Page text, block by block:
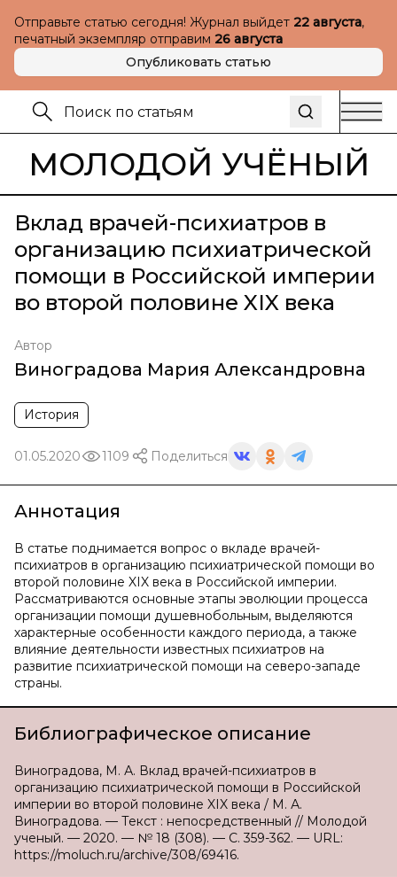
Отправьте статью сегодня! Журнал выйдет 22 августа,
печатный экземпляр отправим 26 августа
Опубликовать статью
МОЛОДОЙ УЧЁНЫЙ
Вклад врачей-психиатров в
организацию психиатрической
помощи в Российской империи
во второй половине XIX века
Автор
Виноградова Мария Александровна
История
01.05.2020 1109 Поделиться
Аннотация
В статье поднимается вопрос о вкладе врачей-
психиатров в организацию психиатрической помощи во
второй половине XIX века в Российской империи.
Рассматриваются основные этапы эволюции процесса
организации помощи душевнобольным, выделяются
характерные особенности каждого периода, а также
влияние деятельности известных психиатров на
развитие психиатрической помощи на северо-западе
страны.
Библиографическое описание
Виноградова, М. А. Вклад врачей-психиатров в
организацию психиатрической помощи в Российской
империи во второй половине XIX века / М. А.
Виноградова. — Текст : непосредственный // Молодой
ученый. — 2020. — № 18 (308). — С. 359-362. — URL:
https://moluch.ru/archive/308/69416.